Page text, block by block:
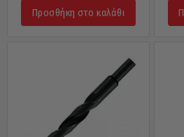
Προσθήκη στο καλάθι